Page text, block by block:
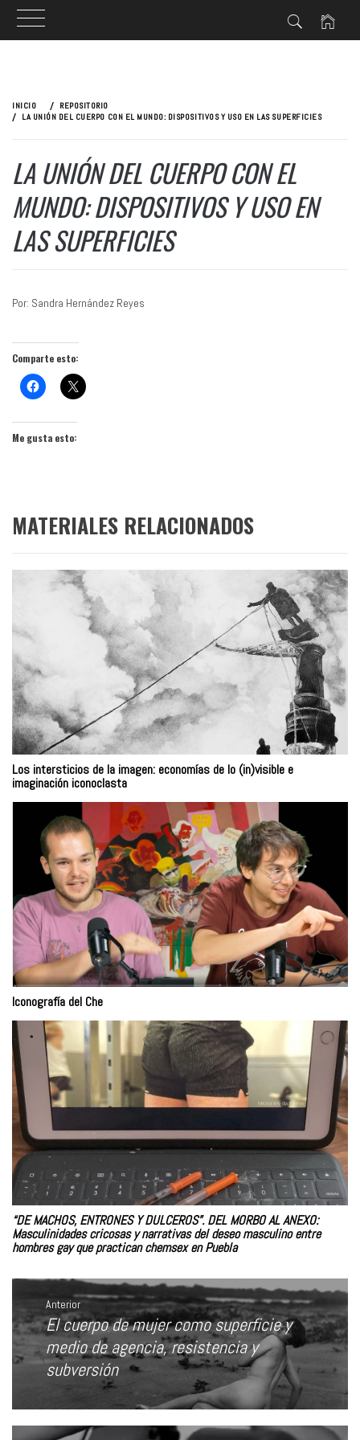
contenido
INICIO
REPOSITORIO
LA UNIÓN DEL CUERPO CON EL MUNDO: DISPOSITIVOS Y USO EN LAS SUPERFICIES
LA UNIÓN DEL CUERPO CON EL
MUNDO: DISPOSITIVOS Y USO EN
LAS SUPERFICIES
Por: Sandra Hernández Reyes
Comparte esto:
Me gusta esto:
MATERIALES RELACIONADOS
Los intersticios de la imagen: economías de lo (in)visible e
imaginación iconoclasta
Iconografía del Che
“DE MACHOS, ENTRONES Y DULCEROS”. DEL MORBO AL ANEXO:
Masculinidades cricosas y narrativas del deseo masculino entre
hombres gay que practican chemsex en Puebla
Navegación
de
entradas
Anterior
Entrada
anterior:
El cuerpo de mujer como superficie y
medio de agencia, resistencia y
subversión